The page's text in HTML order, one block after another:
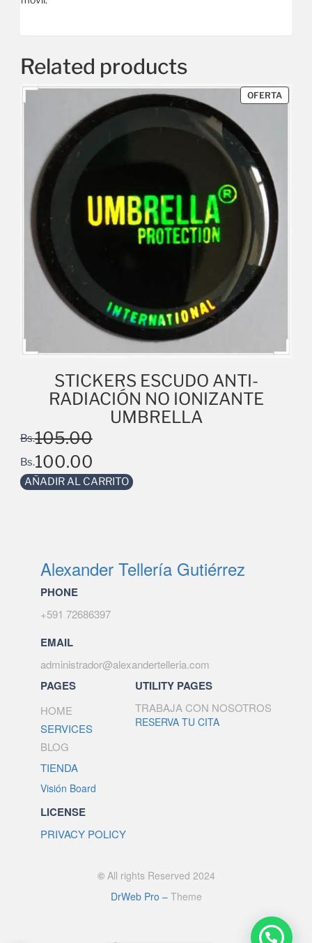
Related products
OFERTA
STICKERS ESCUDO ANTI-
RADIACIÓN NO IONIZANTE
UMBRELLA
Bs.105.00
Bs.100.00
AÑADIR AL CARRITO
Alexander Tellería Gutiérrez
PHONE
+591 72686397
EMAIL
administrador@alexandertelleria.com
PAGES
HOME
SERVICES
BLOG
TIENDA
Visión Board
UTILITY PAGES
TRABAJA CON NOSOTROS
RESERVA TU CITA
LICENSE
PRIVACY POLICY
©All rights Reserved 2024
DrWeb Pro –Theme